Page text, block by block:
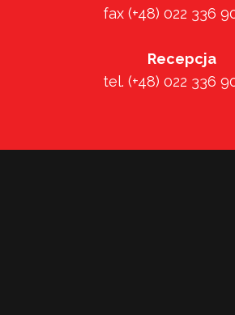
fax (+48) 022 336
Recepcja
tel. (+48) 022 336